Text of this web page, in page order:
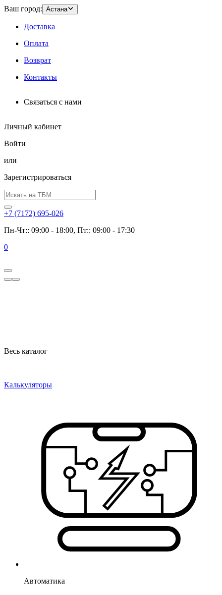
Ваш город: Астана
Доставка
Оплата
Возврат
Контакты
Связаться с нами
Личный кабинет
Войти
или
Зарегистрироваться
+7 (7172) 695-026
Пн-Чт:: 09:00 - 18:00, Пт:: 09:00 - 17:30
0
Весь каталог
Калькуляторы
Автоматика